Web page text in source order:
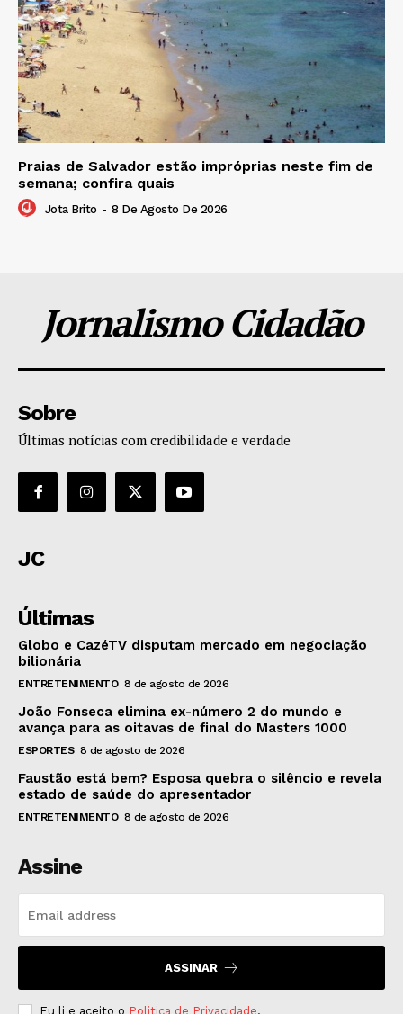
Praias de Salvador estão impróprias neste fim de
semana; confira quais
Jota Brito - 8 De Agosto De 2026
Jornalismo Cidadão
Sobre
Últimas notícias com credibilidade e verdade
JC
Últimas
Globo e CazéTV disputam mercado em negociação
bilionária
ENTRETENIMENTO 8 de agosto de 2026
João Fonseca elimina ex-número 2 do mundo e
avança para as oitavas de final do Masters 1000
ESPORTES 8 de agosto de 2026
Faustão está bem? Esposa quebra o silêncio e revela
estado de saúde do apresentador
ENTRETENIMENTO 8 de agosto de 2026
Assine
ASSINAR
Eu li e aceito o Politica de Privacidade.